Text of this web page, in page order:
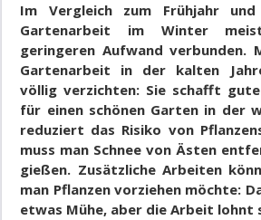
Im Vergleich zum Frühjahr
Gartenarbeit im Winter
geringeren Aufwand verbunden.
Gartenarbeit in der kalten
völlig verzichten: Sie schafft
für einen schönen Garten in der
reduziert das Risiko von
muss man Schnee von Ästen
gießen. Zusätzliche Arbeiten
man Pflanzen vorziehen möchte:
etwas Mühe, aber die Arbeit lohnt